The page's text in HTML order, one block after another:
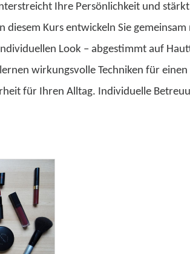
Ihre Persönlichkeit und
diesem Kurs entwickeln Sie
Look – abgestimmt auf
wirkungsvolle Techniken für
für Ihren Alltag. Individuelle